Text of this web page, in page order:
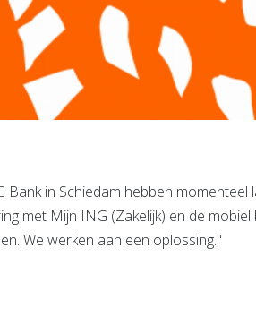
Bank in Schiedam hebben momenteel
met Mijn ING (Zakelijk) en de
We werken aan een oplossing."